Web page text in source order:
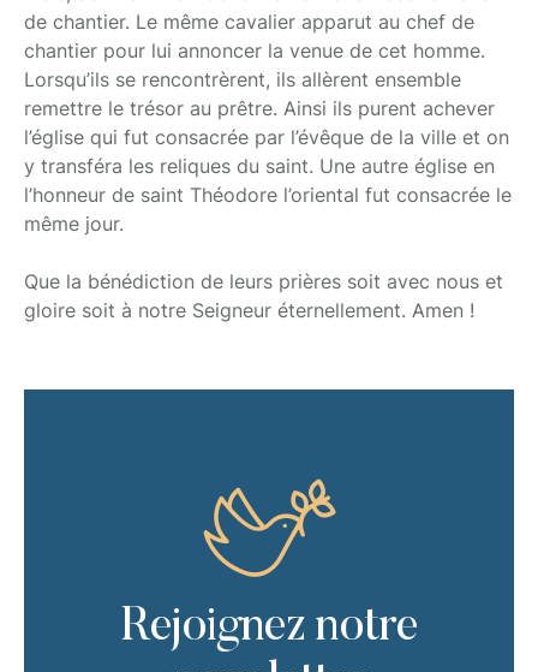
de chantier. Le même cavalier apparut au chef de
chantier pour lui annoncer la venue de cet homme.
Lorsqu’ils se rencontrèrent, ils allèrent ensemble
remettre le trésor au prêtre. Ainsi ils purent achever
l’église qui fut consacrée par l’évêque de la ville et on
y transféra les reliques du saint. Une autre église en
l’honneur de saint Théodore l’oriental fut consacrée le
même jour.
Que la bénédiction de leurs prières soit avec nous et
gloire soit à notre Seigneur éternellement. Amen !
Rejoignez notre